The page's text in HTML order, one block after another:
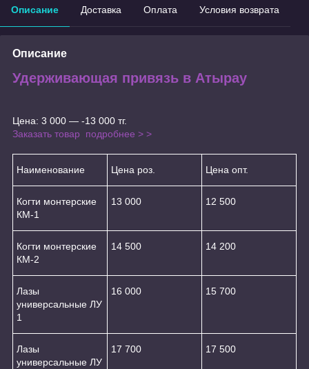
Описание Доставка Оплата Условия возврата
Описание
Удерживающая привязь в Атырау
Цена: 3 000 ― -13 000 тг.
Заказать товар
подробнее > >
Наименование Цена роз. Цена опт.
Когти монтерские
КМ-1
13 000 12 500
Когти монтерские
КМ-2
14 500 14 200
Лазы
универсальные ЛУ
1
16 000 15 700
Лазы
универсальные ЛУ
17 700 17 500